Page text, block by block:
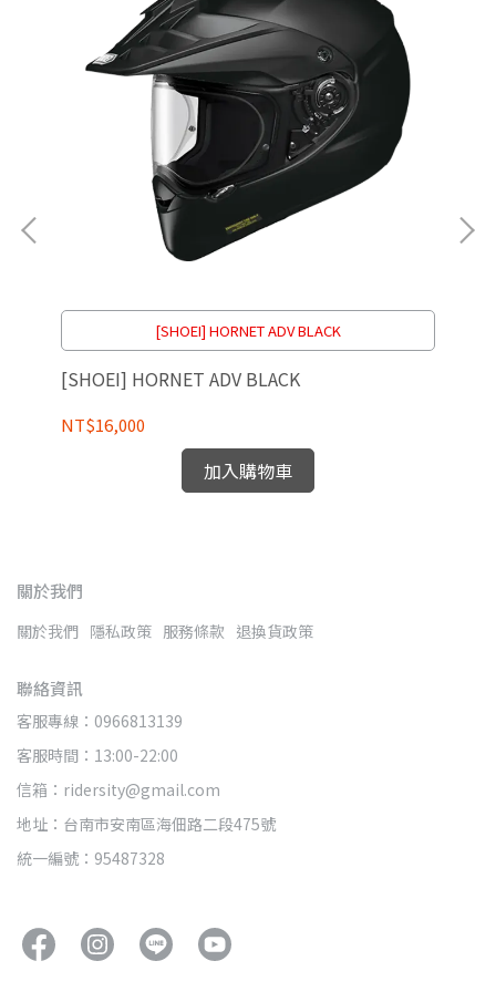
[SHOEI] HORNET ADV BLACK
[SHOEI] HORNET ADV BLACK
NT$16,000
加入購物車
關於我們
關於我們 隱私政策 服務條款 退換貨政策
聯絡資訊
客服專線：0966813139
客服時間：13:00-22:00
信箱：ridersity@gmail.com
地址：台南市安南區海佃路二段475號
統一編號：95487328